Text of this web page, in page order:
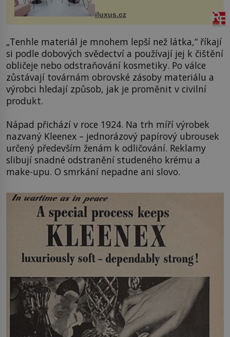
budov Media...
iluxus.cz
„Tenhle materiál je mnohem lepší než látka,“ říkají
si podle dobových svědectví a používají jej k čištění
obličeje nebo odstraňování kosmetiky. Po válce
zůstávají továrnám obrovské zásoby materiálu a
výrobci hledají způsob, jak je proměnit v civilní
produkt.
Nápad přichází v roce 1924. Na trh míří výrobek
nazvaný Kleenex – jednorázový papírový ubrousek
určený především ženám k odličování. Reklamy
slibují snadné odstranění studeného krému a
make-upu. O smrkání nepadne ani slovo.